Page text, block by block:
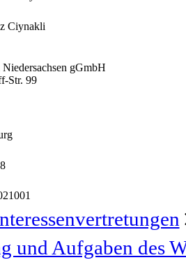
Ciynakli
gGmbH
Str. 99
8
und Aufgaben des